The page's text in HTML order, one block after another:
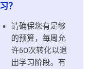
习？
请确保您有足够
的预算，每周允
许50次转化以退
出学习阶段。有